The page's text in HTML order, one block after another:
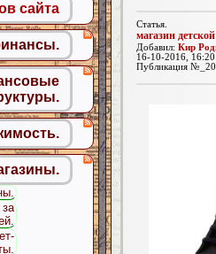
Статья.
магазин
Добавил: Кир
16-10-2016,
Публикация
сайта